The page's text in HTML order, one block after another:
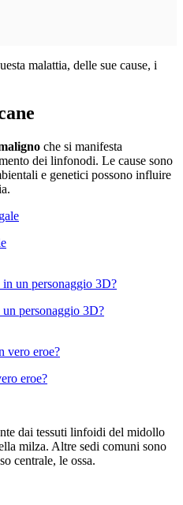
malattia, delle sue cause, i
che si manifesta
dei linfonodi. Le cause sono
e genetici possono influire
un personaggio 3D?
eroe?
dai tessuti linfoidi del midollo
milza. Altre sedi comuni sono
centrale, le ossa.